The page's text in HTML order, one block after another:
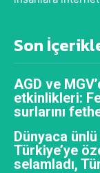
Son
AGD ve
etkinlikleri:
surlarını
Dünyaca
Türkiye’ye
selamladı,